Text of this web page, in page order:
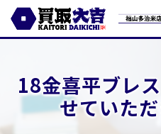
18金喜平ブレ
せていただ